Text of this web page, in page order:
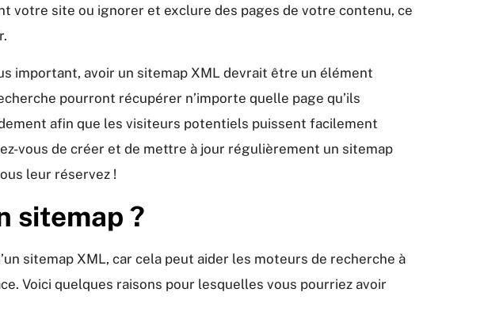
votre site ou ignorer et exclure des pages de votre contenu, ce
important, avoir un sitemap XML devrait être un élément
pourront récupérer n’importe quelle page qu’ils
afin que les visiteurs potentiels puissent facilement
vous de créer et de mettre à jour régulièrement un sitemap
leur réservez !
sitemap ?
sitemap XML, car cela peut aider les moteurs de recherche à
Voici quelques raisons pour lesquelles vous pourriez avoir